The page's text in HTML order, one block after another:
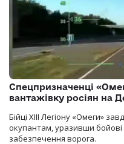
Спецпризначенці
вантажівку росіян на
Бійці ХІІІ Легіону «Омеги»
окупантам, уразивши
забезпечення ворога.